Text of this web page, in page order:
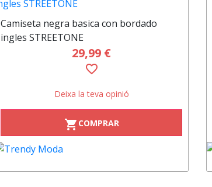
Camiseta negra basica con bordado
ingles STREETONE
29,99 €
favorite_border
Deixa la teva opinió
shopping_cart COMPRAR